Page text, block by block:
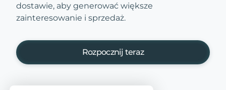
dostawie, aby generować większe
zainteresowanie i sprzedaż.
Rozpocznij teraz